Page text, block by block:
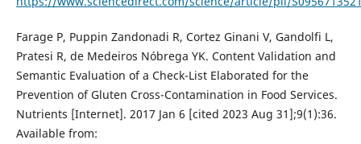
Farage P, Puppin Zandonadi R, Cortez Ginani V, Gandolfi L,
Pratesi R, de Medeiros Nóbrega YK. Content Validation and
Semantic Evaluation of a Check-List Elaborated for the
Prevention of Gluten Cross-Contamination in Food Services.
Nutrients [Internet]. 2017 Jan 6 [cited 2023 Aug 31];9(1):36.
Available from: